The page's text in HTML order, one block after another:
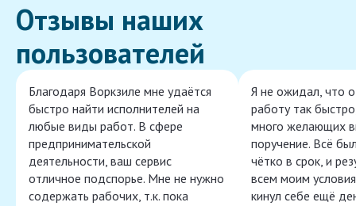
Отзывы наших
пользователей
Благодаря Воркзиле мне удаётся
быстро найти исполнителей на
любые виды работ. В сфере
предпринимательской
деятельности, ваш сервис
отличное подспорье. Мне не нужно
содержать рабочих, т.к. пока
Я не ожидал, что
работу так
много желающих
поручение. Всё
чётко в срок, и
всем моим
кинул себе ещё